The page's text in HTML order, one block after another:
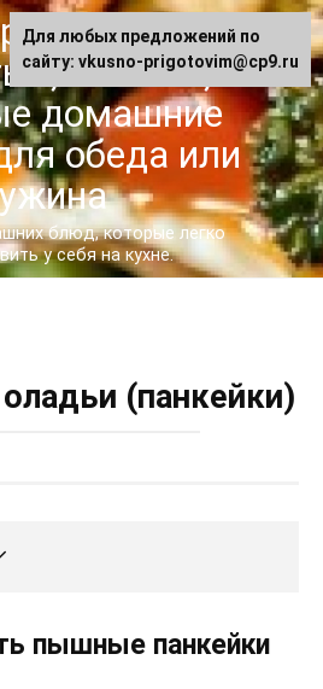
-
сытные,
домашние
обеда или
ужина
блюд, которые легко
у себя на кухне.
(панкейки)
пышные панкейки
Для любых предложений по
сайту: vkusno-prigotovim@cp9.ru